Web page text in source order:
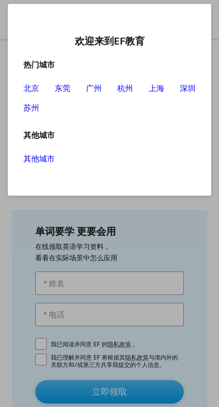
单词要学 更要会用
在线领取英语学习资料，
看看在实际场景中怎么应用
我已阅读并同意 EF 的隐私政策 。
我已理解并同意 EF 将根据其隐私政策与境内外的
关联方和/或第三方共享我提交的个人信息。
立即领取
欢迎来到EF教育
热门城市
北京 东莞 广州 杭州 上海
深圳
苏州
其他城市
其他城市